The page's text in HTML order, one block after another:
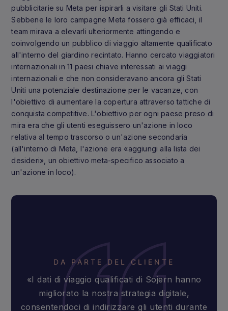
pubblicitarie su Meta per ispirarli a visitare gli Stati Uniti.
Sebbene le loro campagne Meta fossero già efficaci, il
team mirava a elevarli ulteriormente attingendo e
coinvolgendo un pubblico di viaggio altamente qualificato
all'interno del giardino recintato. Hanno cercato viaggiatori
internazionali in 11 paesi chiave interessati ai viaggi
internazionali e che non consideravano ancora gli Stati
Uniti una potenziale destinazione per le vacanze, con
l'obiettivo di aumentare la copertura attraverso tattiche di
conquista competitive. L'obiettivo per ogni paese preso di
mira era che gli utenti eseguissero un'azione in loco
relativa al tempo trascorso o un'azione secondaria
(all'interno di Meta, l'azione era «aggiungi alla lista dei
desideri», un obiettivo meta-specifico associato a
un'azione in loco).
DA PARTE DEL CLIENTE
«I dati di viaggio qualificati di Sojern hanno
migliorato la nostra strategia digitale,
consentendoci di indirizzare gli utenti durante